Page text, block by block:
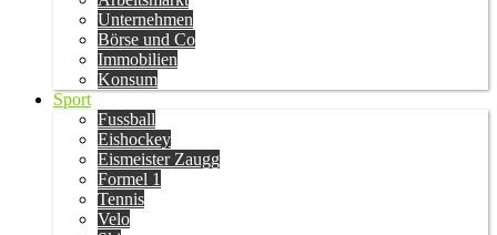
Unternehmen
Börse und Co
Immobilien
Konsum
Sport
Fussball
Eishockey
Eismeister Zaugg
Formel 1
Tennis
Velo